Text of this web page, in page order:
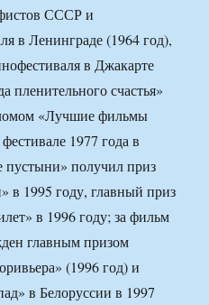
СССР и
в Ленинграде (1964 год),
в Джакарте
пленительного счастья»
«Лучшие фильмы
1977 года в
пустыни» получил приз
в 1995 году, главный приз
в 1996 году; за фильм
главным призом
(1996 год) и
в Белоруссии в 1997